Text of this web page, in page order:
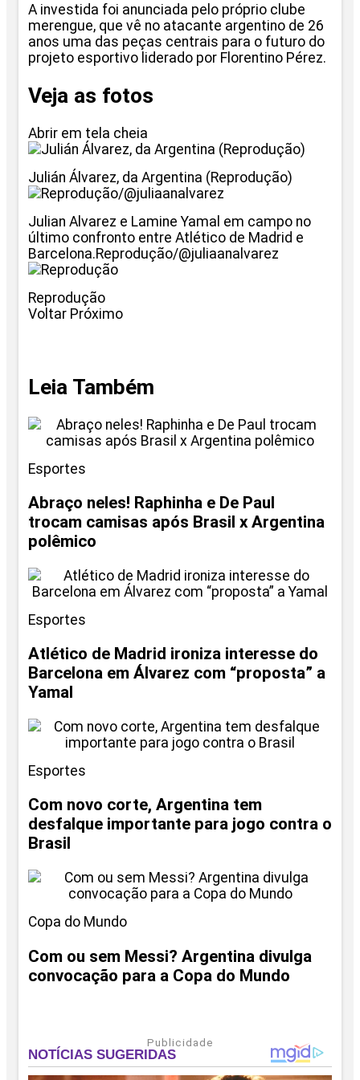
A investida foi anunciada pelo próprio clube
merengue, que vê no atacante argentino de 26
anos uma das peças centrais para o futuro do
projeto esportivo liderado por Florentino Pérez.
Veja as fotos
Abrir em tela cheia
Julián Álvarez, da Argentina (Reprodução)
Julian Alvarez e Lamine Yamal em campo no
último confronto entre Atlético de Madrid e
Barcelona.Reprodução/@juliaanalvarez
Reprodução
Voltar Próximo
Leia Também
Esportes
Abraço neles! Raphinha e De Paul
trocam camisas após Brasil x Argentina
polêmico
Esportes
Atlético de Madrid ironiza interesse do
Barcelona em Álvarez com “proposta” a
Yamal
Esportes
Com novo corte, Argentina tem
desfalque importante para jogo contra o
Brasil
Copa do Mundo
Com ou sem Messi? Argentina divulga
convocação para a Copa do Mundo
Publicidade